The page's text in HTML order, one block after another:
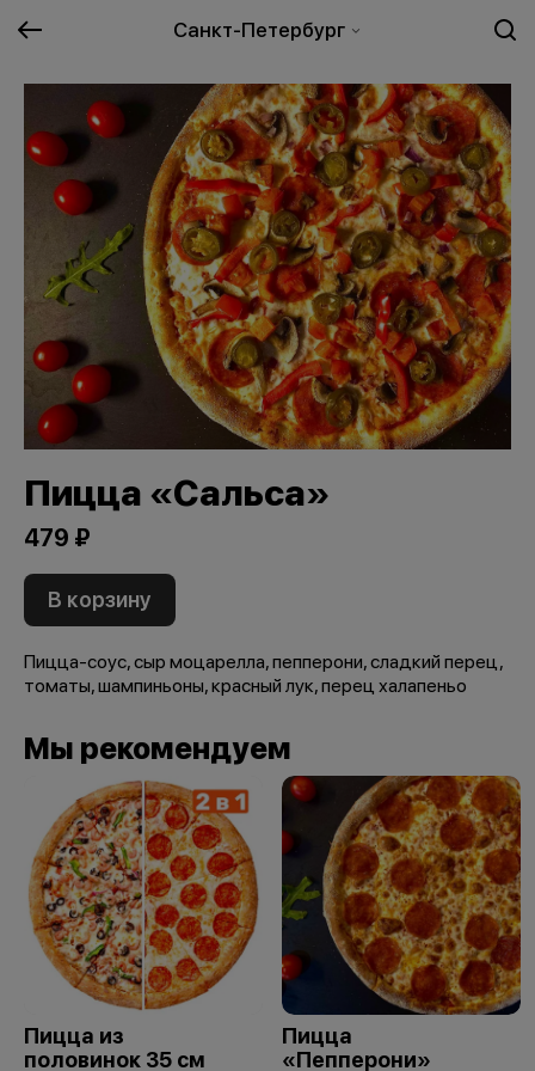
Санкт-Петербург
Пицца «Сальса»
479 ₽
В корзину
Пицца-соус, сыр моцарелла, пепперони, сладкий перец,
томаты, шампиньоны, красный лук, перец халапеньо
Мы рекомендуем
Пицца из
половинок 35 см
Пицца
«Пепперони»